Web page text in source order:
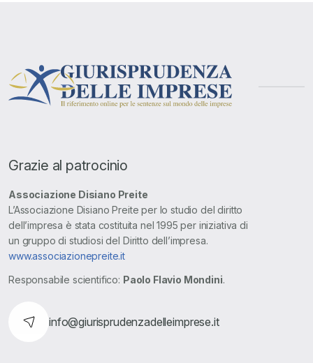
Grazie al patrocinio
Associazione Disiano Preite
L’Associazione Disiano Preite per lo studio del diritto
dell’impresa è stata costituita nel 1995 per iniziativa di
un gruppo di studiosi del Diritto dell’impresa.
www.associazionepreite.it
Responsabile scientifico: Paolo Flavio Mondini.
info@giurisprudenzadelleimprese.it